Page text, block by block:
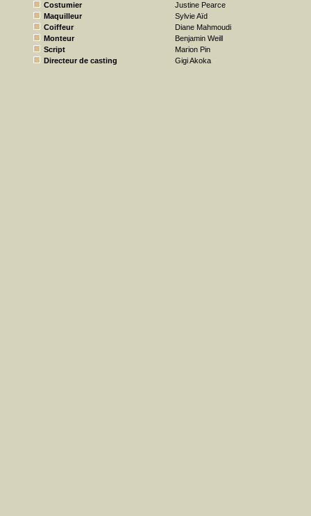
Costumier
Justine Pearce
Maquilleur
Sylvie Aïd
Coiffeur
Diane Mahmoudi
Monteur
Benjamin Weill
Script
Marion Pin
Directeur de casting
Gigi Akoka